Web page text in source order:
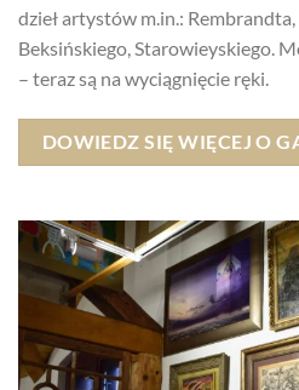
dzieł artystów m.in.:
Beksińskiego, Starowieyskiego.
– teraz są na wyciągnięcie ręki.
DOWIEDZ SIĘ WIĘCEJ O